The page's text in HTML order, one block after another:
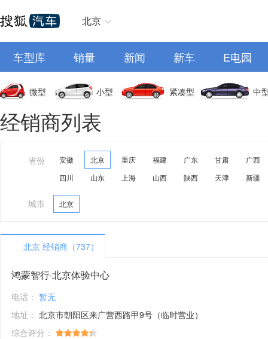
北京
车型库 销量 新闻 新车 E电园
微型 小型 紧凑型 中
经销商列表
省份 安徽 北京 重庆 福建 广东 甘肃
广西
四川
山东 上海 山西 陕西 天津 新疆
城市 北京
北京 经销商（737）
鸿蒙智行·北京体验中心
电话： 暂无
地址： 北京市朝阳区来广营西路甲9号（临时营业）
综合评分：